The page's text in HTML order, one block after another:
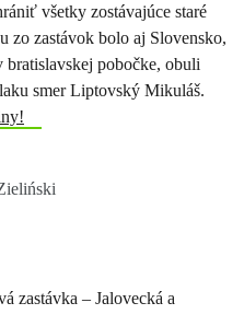
všetky zostávajúce staré
zo zastávok bolo aj Slovensko,
pobočke, obuli
smer Liptovský Mikuláš.
zastávka – Jalovecká a